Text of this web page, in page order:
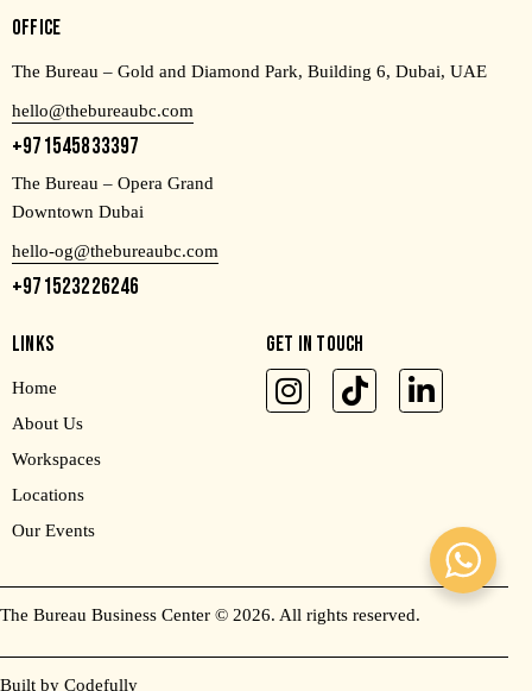
OFFICE
The Bureau – Gold and Diamond Park, Building 6, Dubai, UAE
hello@thebureaubc.com
+971545833397
The Bureau – Opera Grand
Downtown Dubai
hello-og@thebureaubc.com
+971523226246
LINKS
Home
About Us
Workspaces
Locations
Our Events
GET IN TOUCH
The Bureau Business Center © 2026. All rights reserved.
Built by Codefully